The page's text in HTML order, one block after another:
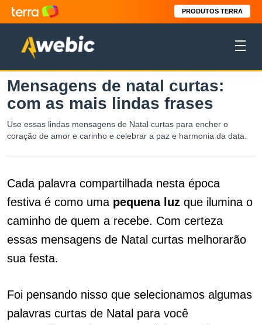
PRODUTOS TERRA
Mensagens de natal curtas:
com as mais lindas frases
Use essas lindas mensagens de Natal curtas para encher o
coração de amor e carinho e celebrar a paz e harmonia da data.
Cada palavra compartilhada nesta época
festiva é como uma pequena luz que ilumina o
caminho de quem a recebe. Com certeza
essas mensagens de Natal curtas melhorarão
sua festa.
Foi pensando nisso que selecionamos algumas
palavras curtas de Natal para você